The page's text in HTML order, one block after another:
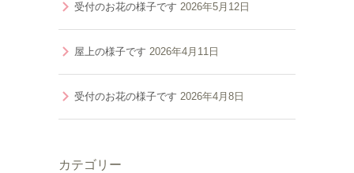
受付のお花の様子です 2026年5月12日
屋上の様子です 2026年4月11日
受付のお花の様子です 2026年4月8日
カテゴリー